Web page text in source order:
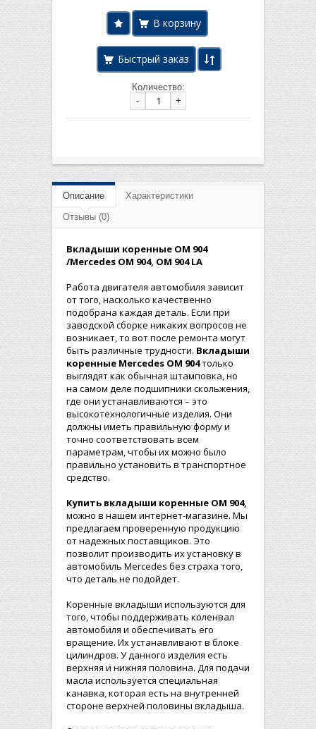
Быстрый заказ
Количество:
-
+
Описание
Характеристики
Отзывы (0)
Вкладыши коренные ОМ 904
/Mercedes OM 904, OM 904 LA
Работа двигателя автомобиля зависит
от того, насколько качественно
подобрана каждая деталь. Если при
заводской сборке никаких вопросов не
возникает, то вот после ремонта могут
быть различные трудности. Вкладыши
коренные Mercedes OM 904только
выглядят как обычная штамповка, но
на самом деле подшипники скольжения,
где они устанавливаются – это
высокотехнологичные изделия. Они
должны иметь правильную форму и
точно соответствовать всем
параметрам, чтобы их можно было
правильно установить в транспортное
средство.
Купить вкладыши коренные ОМ 904,
можно в нашем интернет-магазине. Мы
предлагаем проверенную продукцию
от надежных поставщиков. Это
позволит производить их установку в
автомобиль Mercedes без страха того,
что деталь не подойдет.
Коренные вкладыши используются для
того, чтобы поддерживать коленвал
автомобиля и обеспечивать его
вращение. Их устанавливают в блоке
цилиндров. У данного изделия есть
верхняя и нижняя половина. Для подачи
масла используется специальная
канавка, которая есть на внутренней
стороне верхней половины вкладыша.